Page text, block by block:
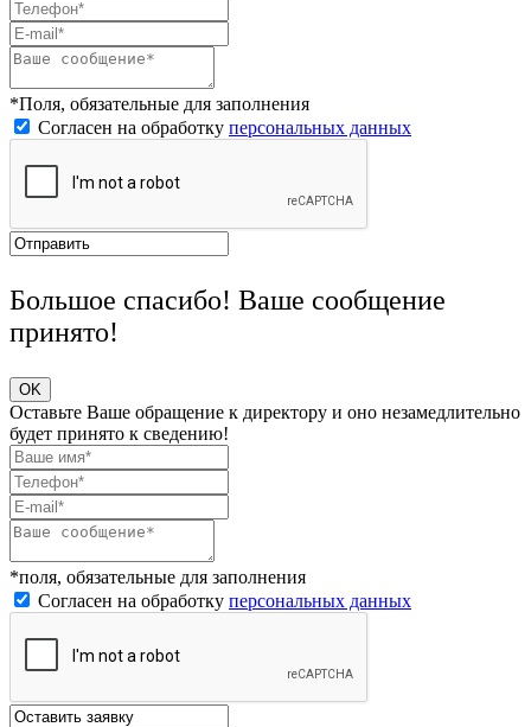
*Поля, обязательные для заполнения
Согласен на обработку персональных данных
Большое спасибо! Ваше сообщение
принято!
OK
Оставьте Ваше обращение к директору и оно незамедлительно
будет принято к сведению!
*поля, обязательные для заполнения
Согласен на обработку персональных данных